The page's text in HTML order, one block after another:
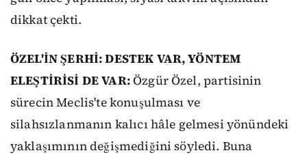
dikkat çekti.
ÖZEL'İN ŞERHİ: DESTEK VAR, YÖNTEM
ELEŞTİRİSİ DE VAR:Özgür Özel, partisinin
sürecin Meclis'te konuşulması ve
silahsızlanmanın kalıcı hâle gelmesi yönündeki
yaklaşımının değişmediğini söyledi. Buna